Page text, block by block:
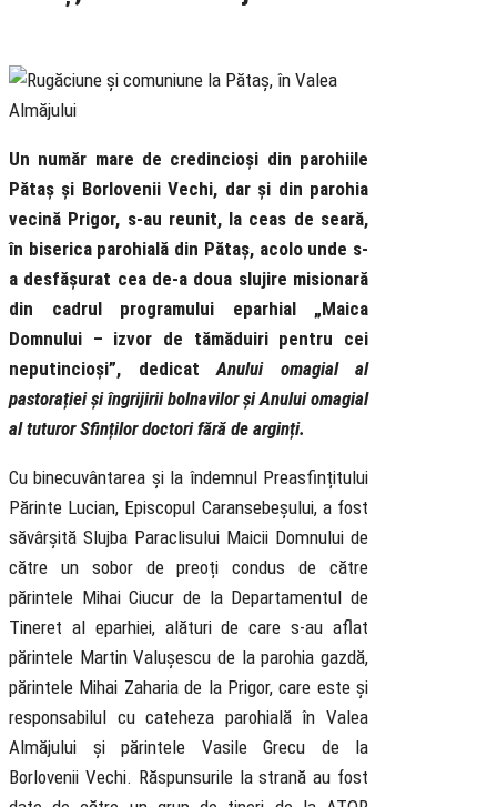
Un număr mare de credincioși din parohiile
Pătaș și Borlovenii Vechi, dar și din parohia
vecină Prigor, s-au reunit, la ceas de seară,
în biserica parohială din Pătaș, acolo unde s-
a desfășurat cea de-a doua slujire misionară
din cadrul programului eparhial „Maica
Domnului – izvor de tămăduiri pentru cei
neputincioși”, dedicatAnului omagial al
pastorației și îngrijirii bolnavilor și Anului omagial
al tuturor Sfinților doctori fără de arginți.
Cu binecuvântarea și la îndemnul Preasfințitului
Părinte Lucian, Episcopul Caransebeșului, a fost
săvârșită Slujba Paraclisului Maicii Domnului de
către un sobor de preoți condus de către
părintele Mihai Ciucur de la Departamentul de
Tineret al eparhiei, alături de care s-au aflat
părintele Martin Valușescu de la parohia gazdă,
părintele Mihai Zaharia de la Prigor, care este și
responsabilul cu cateheza parohială în Valea
Almăjului și părintele Vasile Grecu de la
Borlovenii Vechi. Răspunsurile la strană au fost